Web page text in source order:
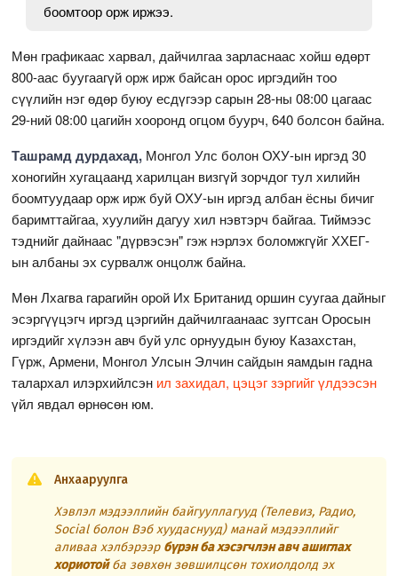
боомтоор орж иржээ.
Мөн графикаас харвал, дайчилгаа зарласнаас хойш өдөрт
800-аас буугаагүй орж ирж байсан орос иргэдийн тоо
сүүлийн нэг өдөр буюу есдүгээр сарын 28-ны 08:00 цагаас
29-ний 08:00 цагийн хооронд огцом буурч, 640 болсон байна.
Ташрамд дурдахад, Монгол Улс болон ОХУ-ын иргэд 30
хоногийн хугацаанд харилцан визгүй зорчдог тул хилийн
боомтуудаар орж ирж буй ОХУ-ын иргэд албан ёсны бичиг
баримттайгаа, хуулийн дагуу хил нэвтэрч байгаа. Тиймээс
тэднийг дайнаас "дүрвэсэн" гэж нэрлэх боломжгүйг ХХЕГ-
ын албаны эх сурвалж онцолж байна.
Мөн Лхагва гарагийн орой Их Британид оршин суугаа дайныг
эсэргүүцэгч иргэд цэргийн дайчилгаанаас зугтсан Оросын
иргэдийг хүлээн авч буй улс орнуудын буюу Казахстан,
Гүрж, Армени, Монгол Улсын Элчин сайдын яамдын гадна
талархал илэрхийлсэн ил захидал, цэцэг зэргийг үлдээсэн
үйл явдал өрнөсөн юм.
Анхааруулга
Хэвлэл мэдээллийн байгууллагууд (Телевиз, Радио,
Social болон Вэб хуудаснууд) манай мэдээллийг
аливаа хэлбэрээр бүрэн ба хэсэгчлэн авч ашиглах
хориотойба зөвхөн зөвшилцсөн тохиолдолд эх